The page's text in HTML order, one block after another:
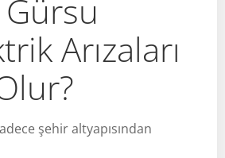
Arızaları
şehir altyapısından